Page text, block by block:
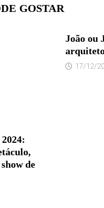
GOSTAR
de
João ou
17/12/